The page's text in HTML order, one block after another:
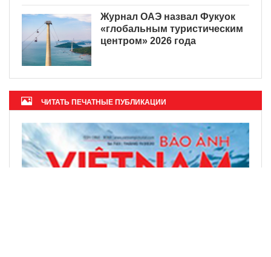
Журнал ОАЭ назвал Фукуок
«глобальным туристическим
центром» 2026 года
ЧИТАТЬ ПЕЧАТНЫЕ ПУБЛИКАЦИИ